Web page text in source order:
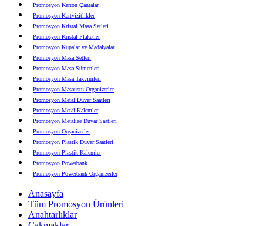
Promosyon Karton Çantalar
Promosyon Kartvizitlikler
Promosyon Kristal Masa Setleri
Promosyon Kristal Plaketler
Promosyon Kupalar ve Madalyalar
Promosyon Masa Setleri
Promosyon Masa Sümenleri
Promosyon Masa Takvimleri
Promosyon Masaüstü Organizerler
Promosyon Metal Duvar Saatleri
Promosyon Metal Kalemler
Promosyon Metalize Duvar Saatleri
Promosyon Organizerler
Promosyon Plastik Duvar Saatleri
Promosyon Plastik Kalemler
Promosyon Powerbank
Promosyon Powerbank Organizerler
Promosyon Şapka
Promosyon Sekreter Bloknotlar
Promosyon Seramik ve Porselen Ürünler
Anasayfa
Tüm Promosyon Ürünleri
Anahtarlıklar